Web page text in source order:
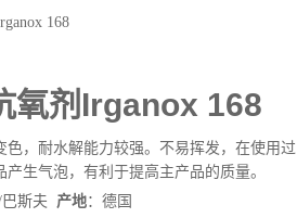
168
氧剂Irganox 168
色，耐水解能力较强。不易挥发，在使用过
生气泡，有利于提高主产品的质量。
斯夫 产地：德国